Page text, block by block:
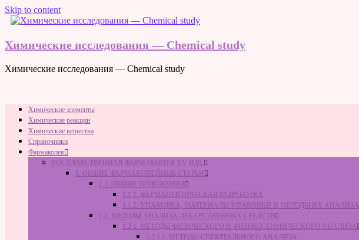
Skip to content
Химические исследования — Chemical study
Химические исследования — Chemical study
Химические элементы
Химические реакции
Химические вещества
Справочники
Фармакопея
ГОСУДАРСТВЕННАЯ ФАРМАКОПЕЯ XV ИЗД.
1. ОБЩИЕ ФАРМАКОПЕЙНЫЕ СТАТЬИ
1.1. ОБЩИЕ ПОЛОЖЕНИЯ
1.1.1. ФАРМАЦЕВТИЧЕСКАЯ РАЗРАБОТКА
1.1.2. УПАКОВКА, МАТЕРИАЛЫ УПАКОВКИ И МЕТОДЫ ИХ АНАЛИЗА
1.2. МЕТОДЫ АНАЛИЗА ЛЕКАРСТВЕННЫХ СРЕДСТВ
1.2.1. МЕТОДЫ ФИЗИЧЕСКОГО И ФИЗИКО-ХИМИЧЕСКОГО АНАЛИЗА
1.2.1.1. МЕТОДЫ СПЕКТРАЛЬНОГО АНАЛИЗА